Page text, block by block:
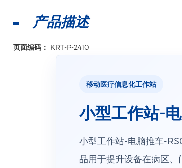
产品描述
页面编码： KRT-P-2410
移动医疗信息化工作站
小型工作站-
小型工作站-电脑推车-
品用于提升设备在病区、